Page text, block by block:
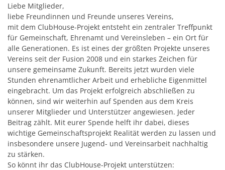
Liebe Mitglieder,
liebe Freundinnen und Freunde unseres Vereins,
mit dem ClubHouse-Projekt entsteht ein zentraler Treffpunkt
für Gemeinschaft, Ehrenamt und Vereinsleben – ein Ort für
alle Generationen. Es ist eines der größten Projekte unseres
Vereins seit der Fusion 2008 und ein starkes Zeichen für
unsere gemeinsame Zukunft. Bereits jetzt wurden viele
Stunden ehrenamtlicher Arbeit und erhebliche Eigenmittel
eingebracht. Um das Projekt erfolgreich abschließen zu
können, sind wir weiterhin auf Spenden aus dem Kreis
unserer Mitglieder und Unterstützer angewiesen. Jeder
Beitrag zählt. Mit eurer Spende helft ihr dabei, dieses
wichtige Gemeinschaftsprojekt Realität werden zu lassen und
insbesondere unsere Jugend- und Vereinsarbeit nachhaltig
zu stärken.
So könnt ihr das ClubHouse-Projekt unterstützen: